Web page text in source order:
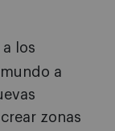
los
a
zonas